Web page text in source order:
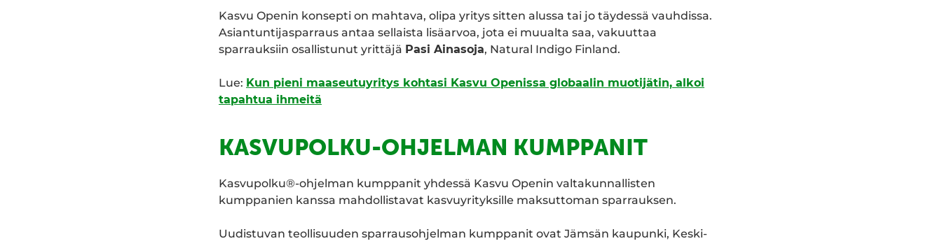
Kasvu Openin konsepti on mahtava, olipa yritys sitten alussa tai jo täydessä vauhdissa.
Asiantuntijasparraus antaa sellaista lisäarvoa, jota ei muualta saa, vakuuttaa
sparrauksiin osallistunut yrittäjä Pasi Ainasoja, Natural Indigo Finland.
Lue: Kun pieni maaseutuyritys kohtasi Kasvu Openissa globaalin muotijätin, alkoi
tapahtua ihmeitä
KASVUPOLKU-OHJELMAN KUMPPANIT
Kasvupolku®-ohjelman kumppanit yhdessä Kasvu Openin valtakunnallisten
kumppanien kanssa mahdollistavat kasvuyrityksille maksuttoman sparrauksen.
Uudistuvan teollisuuden sparrausohjelman kumppanit ovat Jämsän kaupunki, Keski-